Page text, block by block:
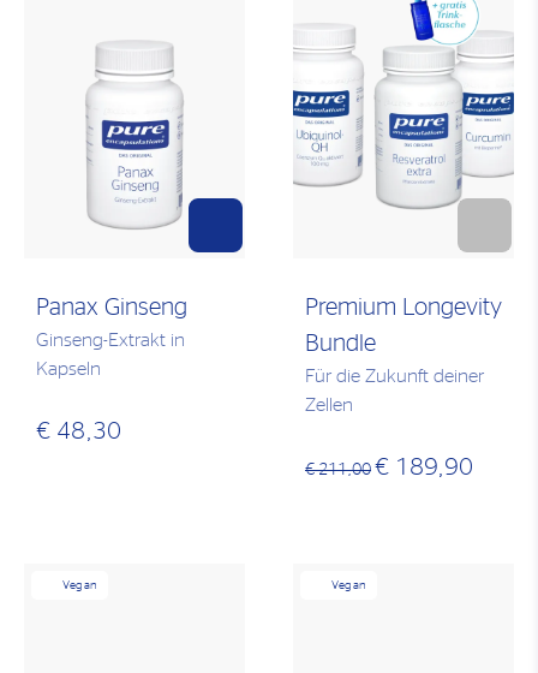
Panax Ginseng
Ginseng-Extrakt in
Kapseln
€ 48,30
Premium Longevity
Bundle
Für die Zukunft deiner
Zellen
€ 211,00 € 189,90
Vegan Vegan